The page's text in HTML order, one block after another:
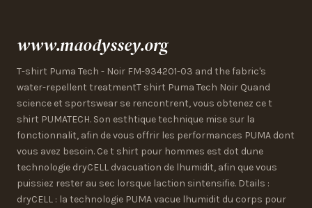
www.maodyssey.org
T-shirt Puma Tech - Noir FM-934201-03 and the fabric's
water-repellent treatmentT shirt Puma Tech Noir Quand
science et sportswear se rencontrent, vous obtenez ce t
shirt PUMATECH. Son esthtique technique mise sur la
fonctionnalit, afin de vous offrir les performances PUMA dont
vous avez besoin. Ce t shirt pour hommes est dot dune
technologie dryCELL dvacuation de lhumidit, afin que vous
puissiez rester au sec lorsque laction sintensifie. Dtails :
dryCELL : la technologie PUMA vacue lhumidit du corps pour